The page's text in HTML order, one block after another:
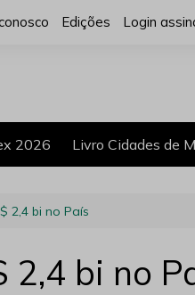
Edições Login
2026 Livro Cidades de
2,4 bi no País
2,4 bi no